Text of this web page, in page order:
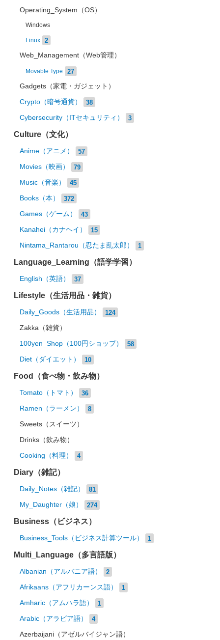
Operating_System（OS）
Windows
Linux 2
Web_Management（Web管理）
Movable Type 27
Gadgets（家電・ガジェット）
Crypto（暗号通貨） 38
Cybersecurity（ITセキュリティ） 3
Culture（文化）
Anime（アニメ） 57
Movies（映画） 79
Music（音楽） 45
Books（本） 372
Games（ゲーム） 43
Kanahei（カナヘイ） 15
Nintama_Rantarou（忍たま乱太郎） 1
Language_Learning（語学学習）
English（英語） 37
Lifestyle（生活用品・雑貨）
Daily_Goods（生活用品） 124
Zakka（雑貨）
100yen_Shop（100円ショップ） 58
Diet（ダイエット） 10
Food（食べ物・飲み物）
Tomato（トマト） 36
Ramen（ラーメン） 8
Sweets（スイーツ）
Drinks（飲み物）
Cooking（料理） 4
Diary（雑記）
Daily_Notes（雑記） 81
My_Daughter（娘） 274
Business（ビジネス）
Business_Tools（ビジネス計算ツール） 1
Multi_Language（多言語版）
Albanian（アルバニア語） 2
Afrikaans（アフリカーンス語） 1
Amharic（アムハラ語） 1
Arabic（アラビア語） 4
Azerbaijani（アゼルバイジャン語）